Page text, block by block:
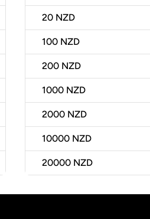
20 NZD
100 NZD
200 NZD
1000 NZD
2000 NZD
10000 NZD
20000 NZD